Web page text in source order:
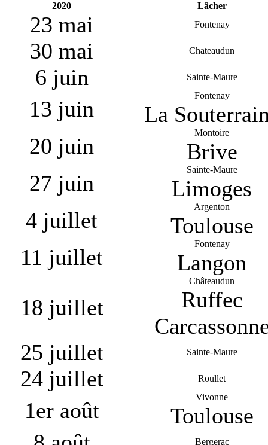
2020 Lâcher
23 mai Fontenay
30 mai Chateaudun
6 juin Sainte-Maure
13 juin
Fontenay
La
20 juin
Montoire
Brive
27 juin
Sainte-Maure
Limoges
4 juillet
Argenton
Toulouse
11 juillet
Fontenay
Langon
18 juillet
Châteaudun
Ruffec
25 juillet
Sainte-Maure
24 juillet Roullet
1er août
Vivonne
Toulouse
Bergerac